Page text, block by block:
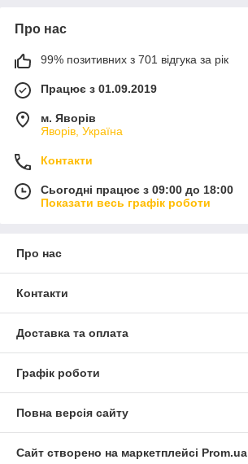
Про нас
99% позитивних з 701 відгука за рік
Працює з 01.09.2019
м. Яворів
Яворів, Україна
Контакти
Сьогодні працює з 09:00 до 18:00
Показати весь графік роботи
Про нас
Контакти
Доставка та оплата
Графік роботи
Повна версія сайту
Сайт створено на маркетплейсі Prom.ua